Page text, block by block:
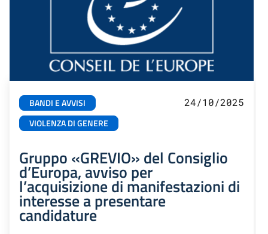
BANDI E AVVISI
VIOLENZA DI GENERE
24/10/2025
Gruppo «GREVIO» del Consiglio
d’Europa, avviso per
l’acquisizione di manifestazioni di
interesse a presentare
candidature